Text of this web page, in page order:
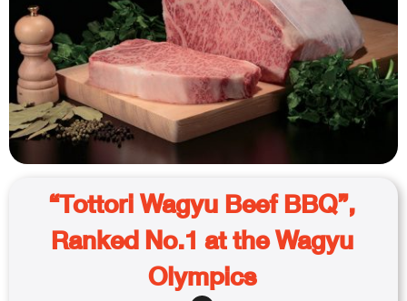
“Tottori Wagyu Beef BBQ”,
Ranked No.1 at the Wagyu
Olympics